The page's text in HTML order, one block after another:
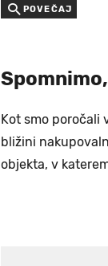
POVEČAJ
Kot smo poročali
bližini
objekta, v